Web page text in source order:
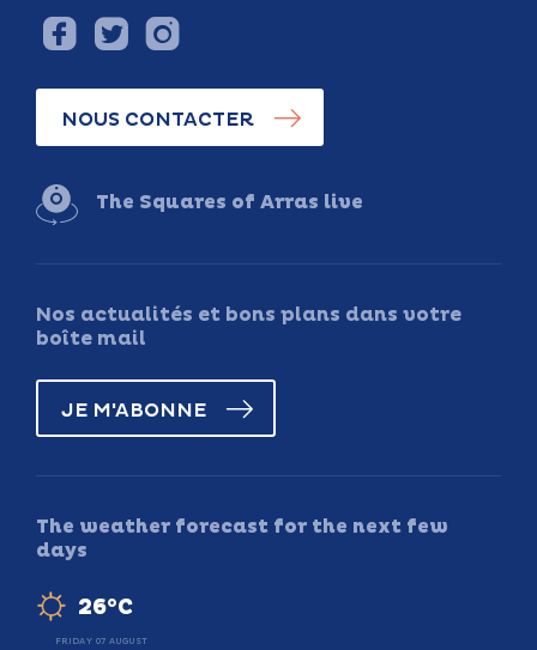
NOUS CONTACTER
The Squares of Arras live
Nos actualités et bons plans dans votre
boîte mail
JE M'ABONNE
The weather forecast for the next few
days
26°C
FRIDAY 07 AUGUST